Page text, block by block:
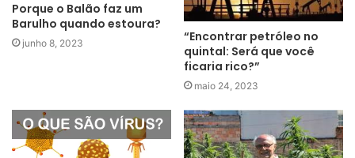
Porque o Balão faz um
Barulho quando estoura?
junho 8, 2023
“Encontrar petróleo no
quintal: Será que você
ficaria rico?”
maio 24, 2023